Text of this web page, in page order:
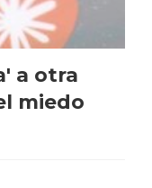
a otra
miedo